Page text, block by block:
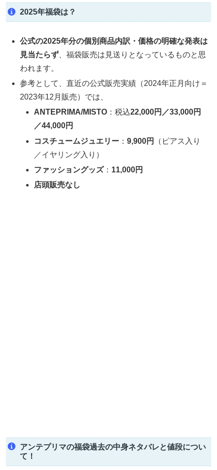
2025年福袋は？
公式の2025年分の個別商品内訳・価格の明確な発表は
見当たらず 、福袋販売は見送りとなっているものと思
われます。
参考として、直近の公式販売実績（2024年正月向け＝
2023年12月販売）では、
ANTEPRIMA/MISTO ：税込22,000円／33,000円
／44,000円
コスチュームジュエリー ：9,900円
（ピアス入り
／イヤリング入り）
ファッショングッズ： 11,000円
店頭販売なし
アンテプリマの福袋過去の中身ネタバレと値段につい
て！